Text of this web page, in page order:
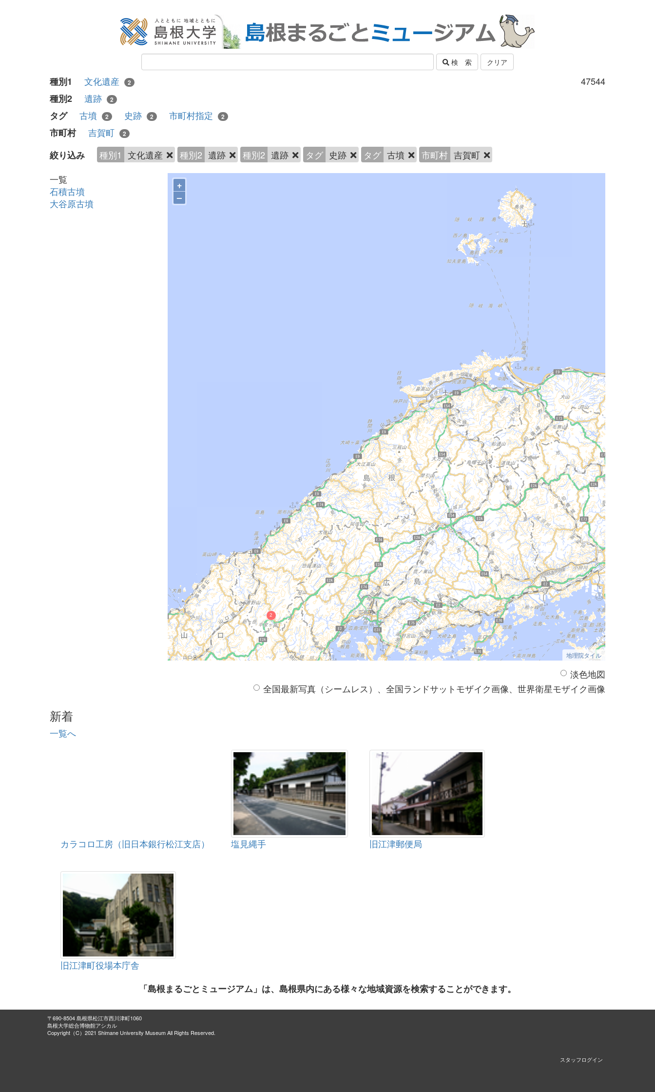
検 索 クリア
47544
種別1 文化遺産 2
種別2 遺跡 2
タグ 古墳 2 史跡 2 市町村指定 2
市町村 吉賀町 2
絞り込み 種別1 文化遺産 種別2 遺跡 種別2 遺跡 タグ 史跡 タグ 古墳 市町村 吉賀町
一覧
石積古墳
大谷原古墳
+
–
地理院タイル
淡色地図
全国最新写真（シームレス）、全国ランドサットモザイク画像、世界衛星モザイク画像
新着
一覧へ
カラコロ工房（旧日本銀行松江支店） 塩見縄手 旧江津郵便局
旧江津町役場本庁舎
「島根まるごとミュージアム」は、島根県内にある様々な地域資源を検索することができます。
〒690-8504 島根県松江市西川津町1060
島根大学総合博物館アシカル
Copyright（C）2021 Shimane University Museum All Rights Reserved.
スタッフログイン